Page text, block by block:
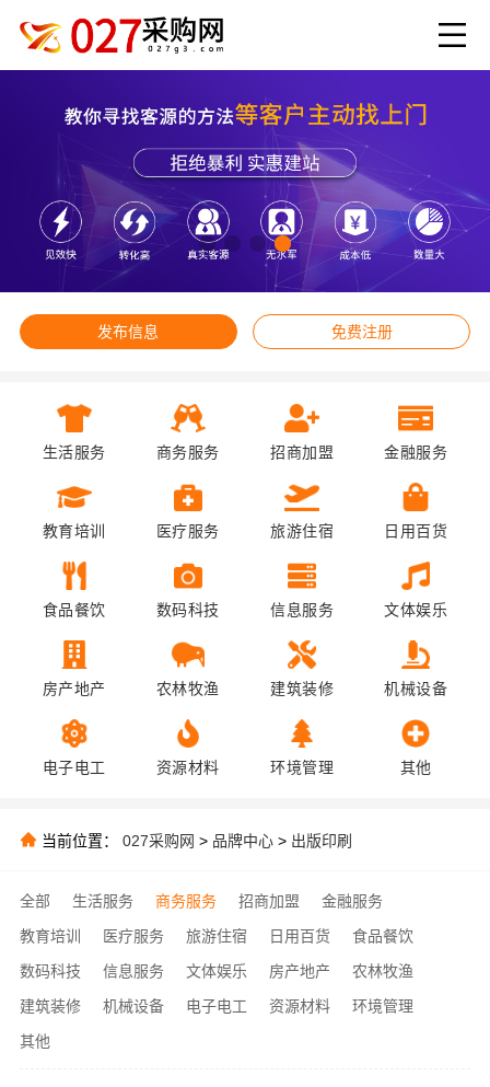
发布信息 免费注册
生活服务 商务服务 招商加盟 金融服务
教育培训 医疗服务 旅游住宿 日用百货
食品餐饮 数码科技 信息服务 文体娱乐
房产地产 农林牧渔 建筑装修 机械设备
电子电工 资源材料 环境管理 其他
当前位置： 027采购网 > 品牌中心 > 出版印刷
全部 生活服务 商务服务 招商加盟
金融服务
教育培训
医疗服务 旅游住宿 日用百货
食品餐饮
数码科技
信息服务 文体娱乐 房产地产
农林牧渔
建筑装修
机械设备 电子电工 资源材料
环境管理
其他